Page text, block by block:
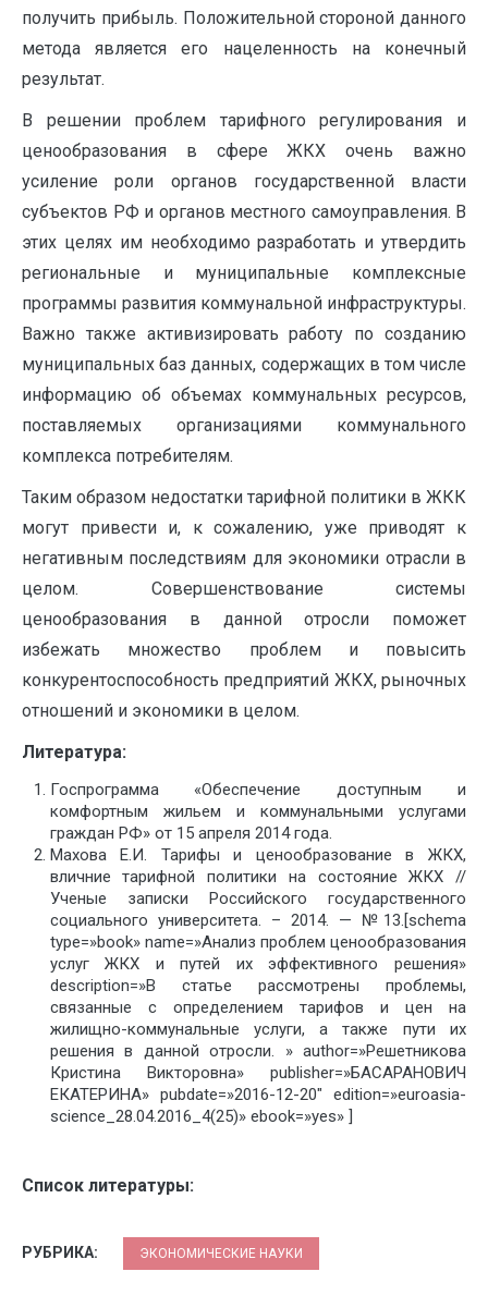
получить прибыль. Положительной стороной данного
метода является его нацеленность на конечный
результат.
В решении проблем тарифного регулирования и
ценообразования в сфере ЖКХ очень важно
усиление роли органов государственной власти
субъектов РФ и органов местного самоуправления. В
этих целях им необходимо разработать и утвердить
региональные и муниципальные комплексные
программы развития коммунальной инфраструктуры.
Важно также активизировать работу по созданию
муниципальных баз данных, содержащих в том числе
информацию об объемах коммунальных ресурсов,
поставляемых организациями коммунального
комплекса потребителям.
Таким образом недостатки тарифной политики в ЖКК
могут привести и, к сожалению, уже приводят к
негативным последствиям для экономики отрасли в
целом. Совершенствование системы
ценообразования в данной отросли поможет
избежать множество проблем и повысить
конкурентоспособность предприятий ЖКХ, рыночных
отношений и экономики в целом.
Литература:
Госпрограмма «Обеспечение доступным и
комфортным жильем и коммунальными услугами
граждан РФ» от 15 апреля 2014 года.
Махова Е.И. Тарифы и ценообразование в ЖКХ,
вличние тарифной политики на состояние ЖКХ //
Ученые записки Российского государственного
социального университета. – 2014. — №13.[schema
type=»book» name=»Анализ проблем ценообразования
услуг ЖКХ и путей их эффективного решения»
description=»В статье рассмотрены проблемы,
связанные с определением тарифов и цен на
жилищно-коммунальные услуги, а также пути их
решения в данной отросли. » author=»Решетникова
Кристина Викторовна» publisher=»БАСАРАНОВИЧ
ЕКАТЕРИНА» pubdate=»2016-12-20″ edition=»euroasia-
science_28.04.2016_4(25)» ebook=»yes» ]
Список литературы:
РУБРИКА: ЭКОНОМИЧЕСКИЕ НАУКИ